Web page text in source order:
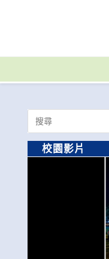
內
Search
for:
校園影片